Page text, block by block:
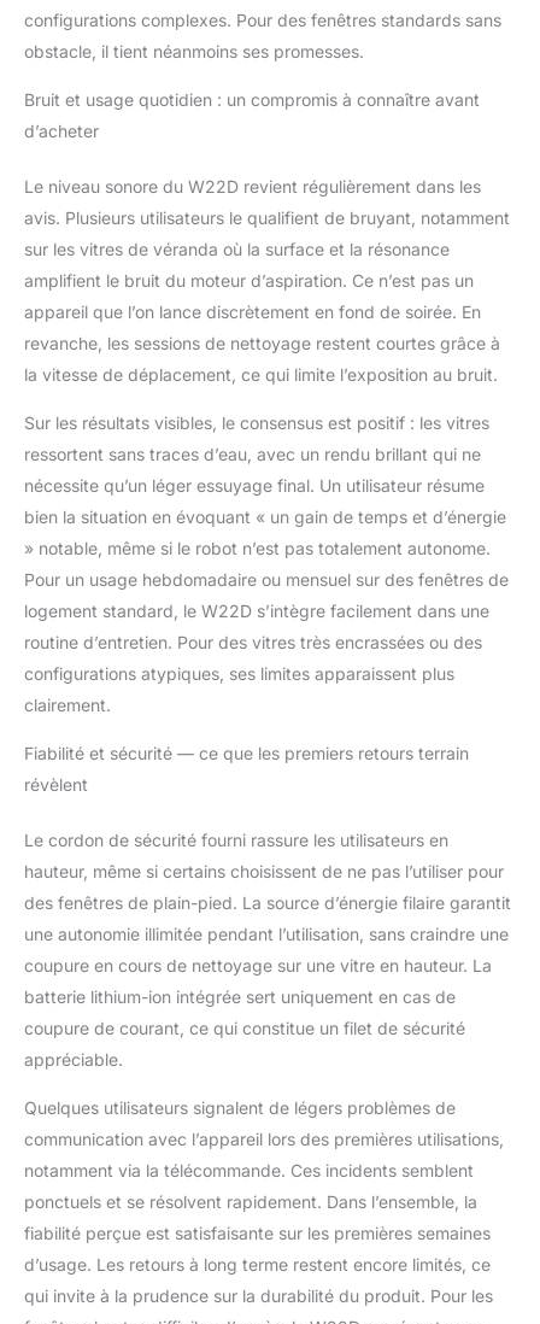
permet de gagner du
plus de temps avec
votre famille.
【RECONNAISSANCE
PROTECTION CONTRE
LES PANNE】 Le robot
lave-vitres détecte
bords de la fenêtre et
ajuste son itinéraire en
fonction des obstacles.
Équipé d'une
secours (batterie de
500 mAh), il peut
continuer à fonctionner
même en cas de panne
de courant, ce qui
assure une sécurité
supplémentaire. De
sécurité empêche les
chutes. 【OPÉRATION
CONFORTABLE】 Il
ou le contrôle manuel
mètres de long et
d'une corde de sécurité
de 4 mètres de long. Il
dispose d'une plus
grande zone de
nettoyage et répond
aux besoins des
différentes familles. Le
faible. Avec une
épaisseur de 7,5 cm, le
corps est plus fin et
convient à plus de
types de fenêtres.
【INFORMATIONS
IMPORTANTES AVANT
doit être connecté à
configurations complexes. Pour des fenêtres standards sans
obstacle, il tient néanmoins ses promesses.
Bruit et usage quotidien : un compromis à connaître avant
d’acheter
Le niveau sonore du W22D revient régulièrement dans les
avis. Plusieurs utilisateurs le qualifient de bruyant, notamment
sur les vitres de véranda où la surface et la résonance
amplifient le bruit du moteur d’aspiration. Ce n’est pas un
appareil que l’on lance discrètement en fond de soirée. En
revanche, les sessions de nettoyage restent courtes grâce à
la vitesse de déplacement, ce qui limite l’exposition au bruit.
Sur les résultats visibles, le consensus est positif : les vitres
ressortent sans traces d’eau, avec un rendu brillant qui ne
nécessite qu’un léger essuyage final. Un utilisateur résume
bien la situation en évoquant « un gain de temps et d’énergie
» notable, même si le robot n’est pas totalement autonome.
Pour un usage hebdomadaire ou mensuel sur des fenêtres de
logement standard, le W22D s’intègre facilement dans une
routine d’entretien. Pour des vitres très encrassées ou des
configurations atypiques, ses limites apparaissent plus
clairement.
Fiabilité et sécurité — ce que les premiers retours terrain
révèlent
Le cordon de sécurité fourni rassure les utilisateurs en
hauteur, même si certains choisissent de ne pas l’utiliser pour
des fenêtres de plain-pied. La source d’énergie filaire garantit
une autonomie illimitée pendant l’utilisation, sans craindre une
coupure en cours de nettoyage sur une vitre en hauteur. La
batterie lithium-ion intégrée sert uniquement en cas de
coupure de courant, ce qui constitue un filet de sécurité
appréciable.
Quelques utilisateurs signalent de légers problèmes de
communication avec l’appareil lors des premières utilisations,
notamment via la télécommande. Ces incidents semblent
ponctuels et se résolvent rapidement. Dans l’ensemble, la
fiabilité perçue est satisfaisante sur les premières semaines
d’usage. Les retours à long terme restent encore limités, ce
qui invite à la prudence sur la durabilité du produit. Pour les